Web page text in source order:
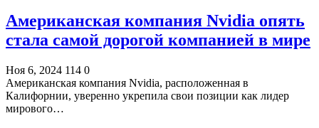
Американская компания Nvidia опять
стала самой дорогой компанией в мире
Ноя 6, 2024 114 0
Американская компания Nvidia, расположенная в
Калифорнии, уверенно укрепила свои позиции как лидер
мирового…